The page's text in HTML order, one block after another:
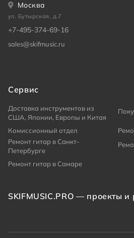
Москва
ул. Бутырская, д.7
+7-495-374-69-16
sales@skifmusic.ru
Сервис
Доставка инструментов из
США, Японии, Европы и Китая
Комиссионный отдел
Ремонт гитар в Санкт-
Петербурге
Ремонт гитар в Самаре
SKIFMUSIC.PRO — проекты и